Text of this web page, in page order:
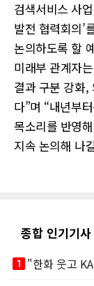
검색서비스 사
발전 협력회의’
논의하도록 할
미래부 관계자
결과 구분 강화,
다”며 “내년부
목소리를 반영
지속 논의해 나
종합 인기기사
looks_one"한화 웃고